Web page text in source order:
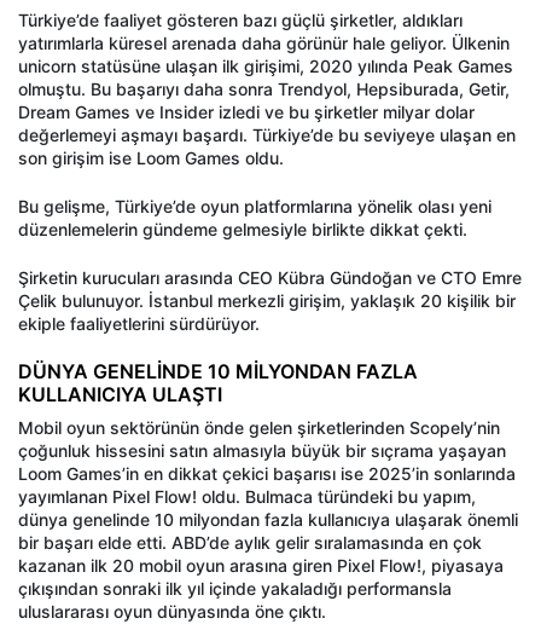
Türkiye’de faaliyet gösteren bazı güçlü şirketler, aldıkları
yatırımlarla küresel arenada daha görünür hale geliyor. Ülkenin
unicorn statüsüne ulaşan ilk girişimi, 2020 yılında Peak Games
olmuştu. Bu başarıyı daha sonra Trendyol, Hepsiburada, Getir,
Dream Games ve Insider izledi ve bu şirketler milyar dolar
değerlemeyi aşmayı başardı. Türkiye’de bu seviyeye ulaşan en
son girişim ise Loom Games oldu.
Bu gelişme, Türkiye’de oyun platformlarına yönelik olası yeni
düzenlemelerin gündeme gelmesiyle birlikte dikkat çekti.
Şirketin kurucuları arasında CEO Kübra Gündoğan ve CTO Emre
Çelik bulunuyor. İstanbul merkezli girişim, yaklaşık 20 kişilik bir
ekiple faaliyetlerini sürdürüyor.
DÜNYA GENELİNDE 10 MİLYONDAN FAZLA
KULLANICIYA ULAŞTI
Mobil oyun sektörünün önde gelen şirketlerinden Scopely’nin
çoğunluk hissesini satın almasıyla büyük bir sıçrama yaşayan
Loom Games’in en dikkat çekici başarısı ise 2025’in sonlarında
yayımlanan Pixel Flow! oldu. Bulmaca türündeki bu yapım,
dünya genelinde 10 milyondan fazla kullanıcıya ulaşarak önemli
bir başarı elde etti. ABD’de aylık gelir sıralamasında en çok
kazanan ilk 20 mobil oyun arasına giren Pixel Flow!, piyasaya
çıkışından sonraki ilk yıl içinde yakaladığı performansla
uluslararası oyun dünyasında öne çıktı.